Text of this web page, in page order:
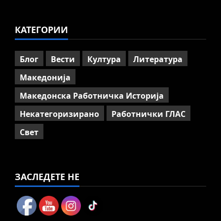
5
ССМ: Потребно е предвремено
пензионирање, а не
зголемување на пензиската
July 9, 2026 0
КАТЕГОРИИ
Блог Вести Култура
Литература
Македонија
Македонска Работничка Историја
Некатегоризирано
Работнички ГЛАС
Свет
ЗАСЛЕДЕТЕ НЕ